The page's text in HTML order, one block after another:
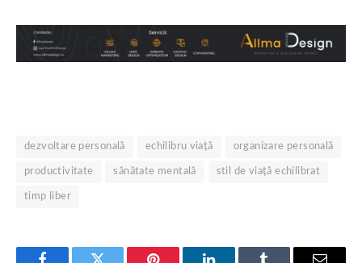
dezvoltare personală echilibru viață organizare personală
productivitate sănătate mentală stil de viață echilibrat
timp liber